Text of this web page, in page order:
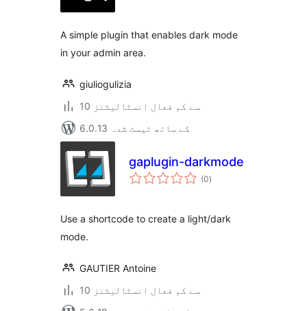
A simple plugin that enables dark mode
in your admin area.
giuliogulizia
10 سے کم فعال انسٹالیشنز
6.0.13 کے ساتھ ٹیسٹ شدہ
gaplugin-darkmode
(0مجموعی
درجہ
)
Use a shortcode to create a light/dark
mode.
GAUTIER Antoine
10 سے کم فعال انسٹالیشنز